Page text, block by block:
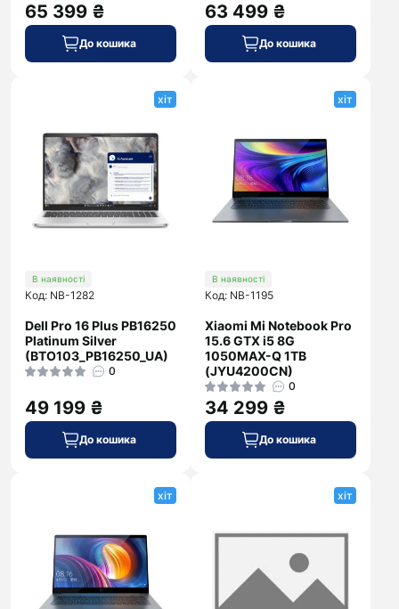
65 399 ₴
До кошика
63 499 ₴
До кошика
хіт
В наявності
Код: NB-1282
Dell Pro 16 Plus PB16250
Platinum Silver
(BTO103_PB16250_UA)
0
49 199 ₴
До кошика
хіт
В наявності
Код: NB-1195
Xiaomi Mi Notebook Pro
15.6 GTX i5 8G
1050MAX-Q 1TB
(JYU4200CN)
0
34 299 ₴
До кошика
хіт хіт